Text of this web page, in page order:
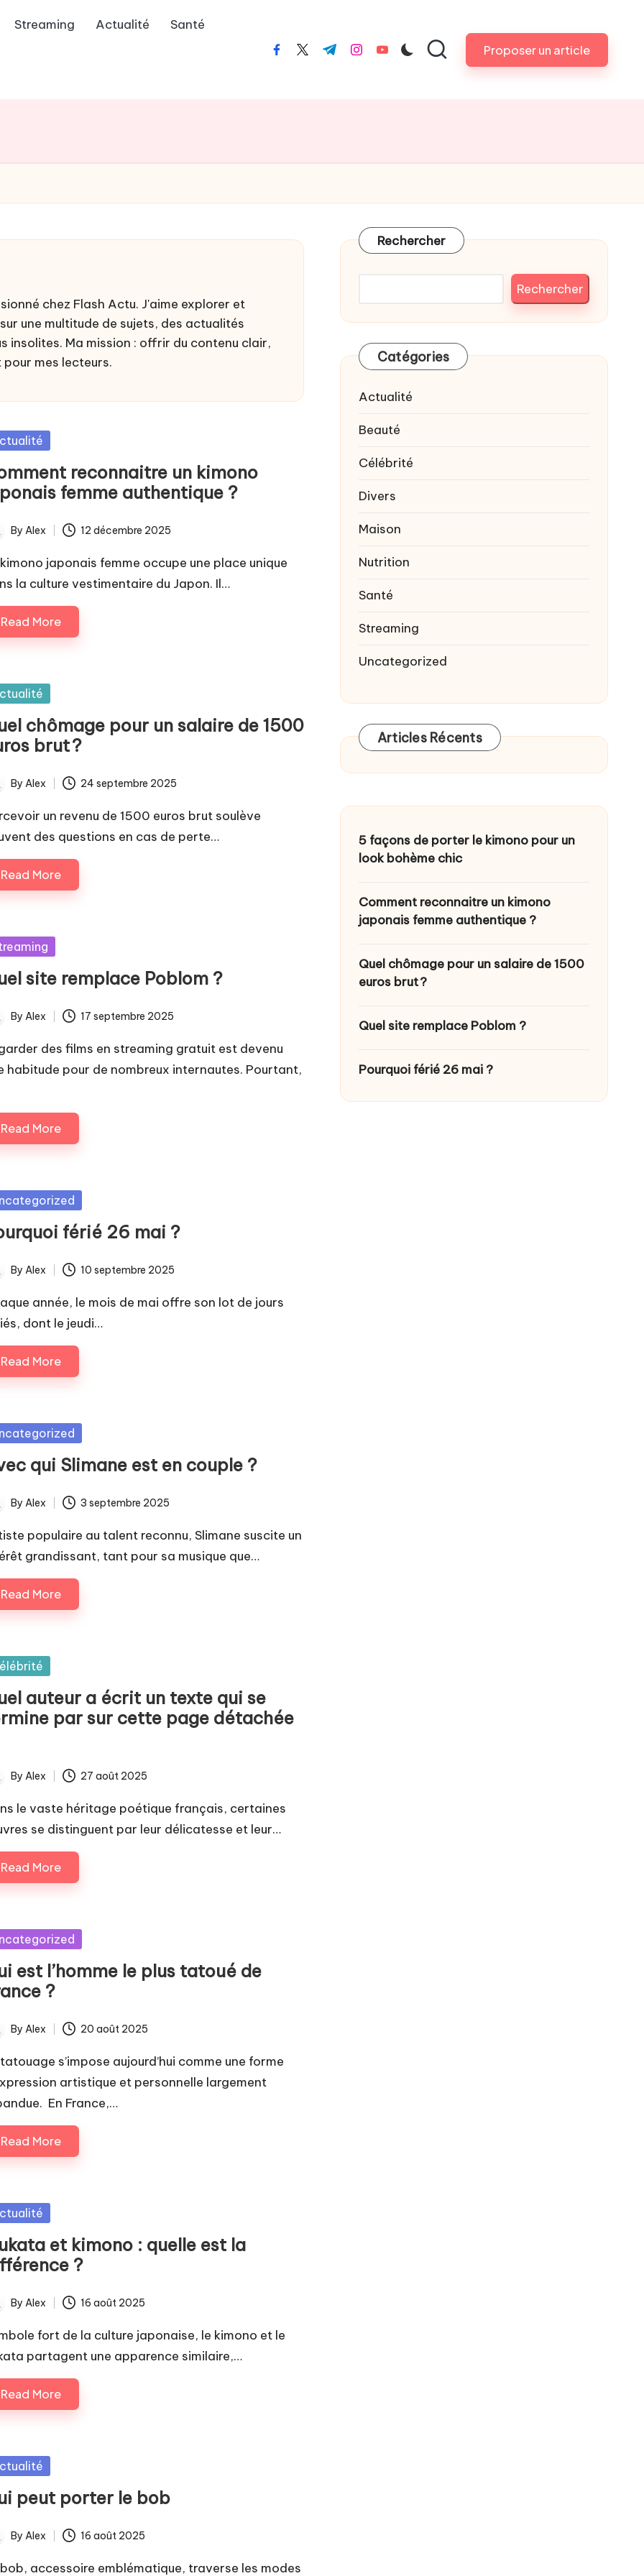
Streaming Actualité Santé
facebook.com
twitter.com
t.me instagram.com
youtube.com Proposer un article
chez Flash Actu. J'aime explorer et
une multitude de sujets, des actualités
insolites. Ma mission : offrir du contenu clair,
mes lecteurs.
reconnaitre un kimono
femme authentique ?
By Alex 12 décembre 2025
japonais femme occupe une place unique
la culture vestimentaire du Japon. Il…
Read More
chômage pour un salaire de 1500
brut ?
By Alex 24 septembre 2025
un revenu de 1500 euros brut soulève
des questions en cas de perte…
Read More
site remplace Poblom ?
By Alex 17 septembre 2025
des films en streaming gratuit est devenu
habitude pour de nombreux internautes. Pourtant,
Read More
férié 26 mai ?
By Alex 10 septembre 2025
année, le mois de mai offre son lot de jours
dont le jeudi…
Read More
qui Slimane est en couple ?
By Alex 3 septembre 2025
populaire au talent reconnu, Slimane suscite un
grandissant, tant pour sa musique que…
Read More
auteur a écrit un texte qui se
par sur cette page détachée
By Alex 27 août 2025
le vaste héritage poétique français, certaines
se distinguent par leur délicatesse et leur…
Read More
est l’homme le plus tatoué de
?
By Alex 20 août 2025
s’impose aujourd’hui comme une forme
artistique et personnelle largement
En France,…
Read More
et kimono : quelle est la
?
By Alex 16 août 2025
fort de la culture japonaise, le kimono et le
partagent une apparence similaire,…
Read More
peut porter le bob
By Alex 16 août 2025
accessoire emblématique, traverse les modes
Rechercher
Rechercher
Catégories
Actualité
Beauté
Célébrité
Divers
Maison
Nutrition
Santé
Streaming
Uncategorized
Articles Récents
5 façons de porter le kimono pour un
look bohème chic
Comment reconnaitre un kimono
japonais femme authentique ?
Quel chômage pour un salaire de 1500
euros brut ?
Quel site remplace Poblom ?
Pourquoi férié 26 mai ?